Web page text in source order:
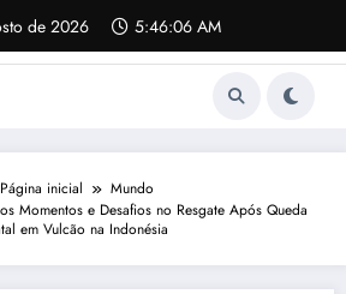
de 2026 5:46:07 AM
Página inicial
Mundo
Momentos e Desafios no Resgate Após Queda
em Vulcão na Indonésia